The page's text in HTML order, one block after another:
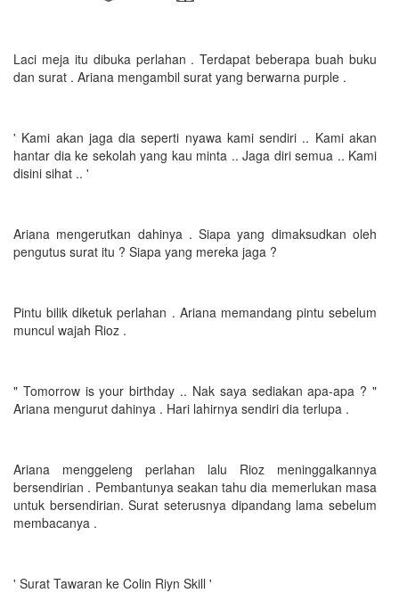
Laci meja itu dibuka perlahan . Terdapat beberapa buah buku
dan surat . Ariana mengambil surat yang berwarna purple .
' Kami akan jaga dia seperti nyawa kami sendiri .. Kami akan
hantar dia ke sekolah yang kau minta .. Jaga diri semua .. Kami
disini sihat .. '
Ariana mengerutkan dahinya . Siapa yang dimaksudkan oleh
pengutus surat itu ? Siapa yang mereka jaga ?
Pintu bilik diketuk perlahan . Ariana memandang pintu sebelum
muncul wajah Rioz .
" Tomorrow is your birthday .. Nak saya sediakan apa-apa ? "
Ariana mengurut dahinya . Hari lahirnya sendiri dia terlupa .
Ariana menggeleng perlahan lalu Rioz meninggalkannya
bersendirian . Pembantunya seakan tahu dia memerlukan masa
untuk bersendirian. Surat seterusnya dipandang lama sebelum
membacanya .
' Surat Tawaran ke Colin Riyn Skill '